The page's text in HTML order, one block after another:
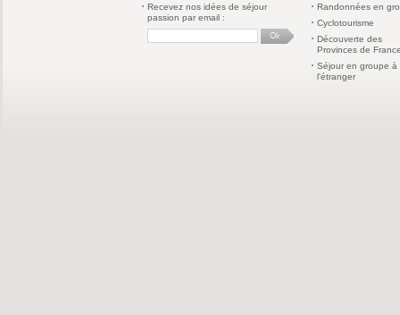
Recevez nos idées de séjour
passion par email :
Randonnées en
Cyclotourisme
Découverte des
Provinces de
Séjour en groupe à
l'étranger